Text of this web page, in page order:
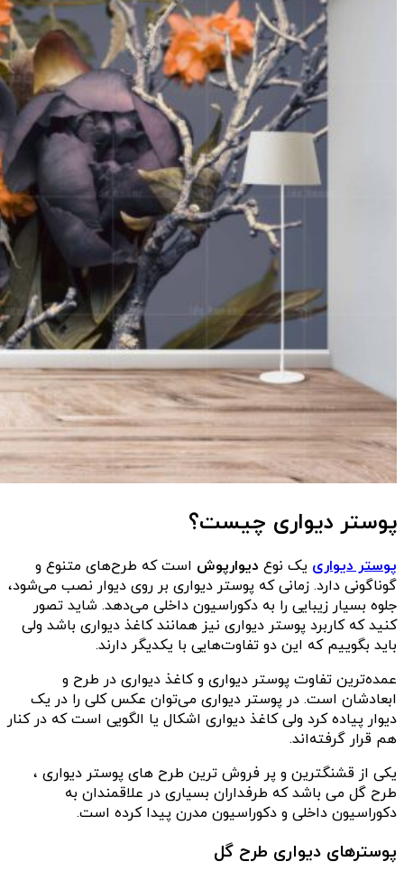
پوستر دیواری چیست؟
پوستر دیواری یک نوع دیوارپوش است که طرح‌های متنوع و
گوناگونی دارد. زمانی که پوستر دیواری بر روی دیوار نصب می‌شود،
جلوه بسیار زیبایی را به دکوراسیون داخلی می‌‌دهد. شاید تصور
کنید که کاربرد پوستر دیواری نیز همانند کاغذ دیواری باشد ولی
باید بگوییم که این دو تفاوت‌هایی با یکدیگر دارند.
عمده‌ترین تفاوت پوستر دیواری و کاغذ دیواری در طرح و
ابعادشان است. در پوستر دیواری می‌توان عکس کلی را در یک
دیوار پیاده کرد ولی کاغذ دیواری اشکال یا الگویی است که در کنار
هم قرار گرفته‌اند.
یکی از قشنگترین و پر فروش ترین طرح های پوستر دیواری ،
طرح گل می باشد که طرفداران بسیاری در علاقمندان به
دکوراسیون داخلی و دکوراسیون مدرن پیدا کرده است.
پوسترهای دیواری طرح گل